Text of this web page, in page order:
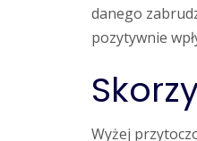
danego
pozytywnie
Wyżej